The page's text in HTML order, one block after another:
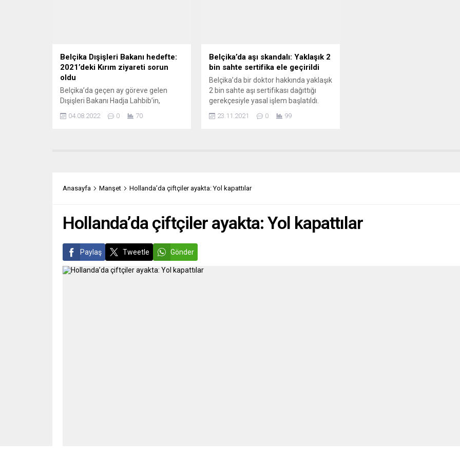
Belçika Dışişleri Bakanı hedefte:
2021’deki Kırım ziyareti sorun
oldu
Belçika’da geçen ay göreve gelen
Dışişleri Bakanı Hadja Lahbib’in,
verdiği vizeyle Kırım’a yaptığı ziyaret
hakkında açıklama yaptı. Belçikalı
04.08.2022 0 70
Belçika’da aşı skandalı: Yaklaşık 2
bin sahte sertifika ele geçirildi
Belçika’da bir doktor hakkında yaklaşık
2 bin sahte aşı sertifikası dağıttığı
gerekçesiyle yasal işlem başlatıldı.
Sağlık Bakanı Christie Morreale,
23.11.2021 0 99
Anasayfa Manşet Hollanda’da çiftçiler ayakta: Yol kapattılar
Hollanda’da çiftçiler ayakta: Yol kapattılar
Paylaş Tweetle Gönder